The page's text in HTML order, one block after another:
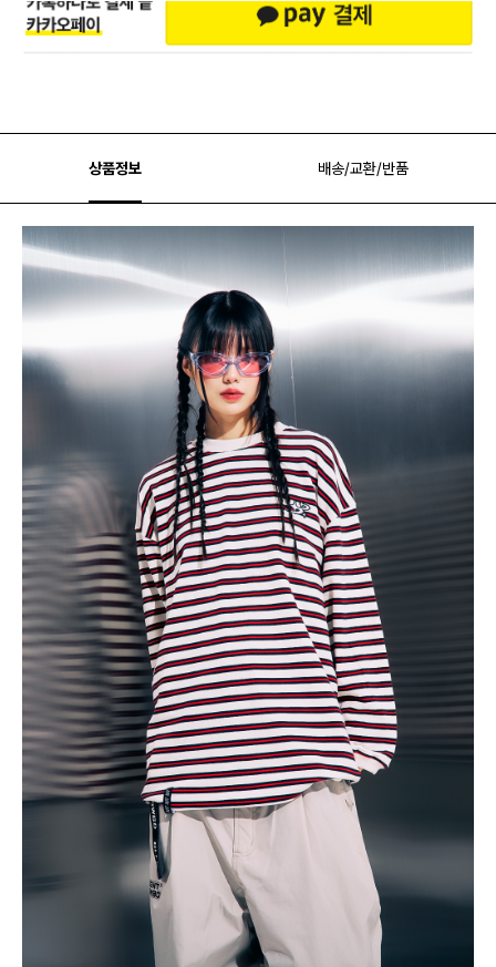
상품정보 배송/교환/반품